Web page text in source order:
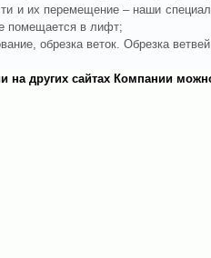
и их перемещение – наши
помещается в лифт;
обрезка веток. Обрезка
других сайтах Компании